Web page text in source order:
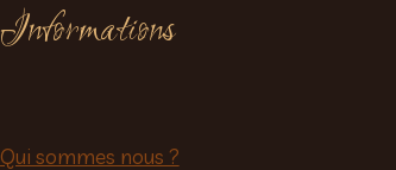
Informations
Qui sommes nous ?